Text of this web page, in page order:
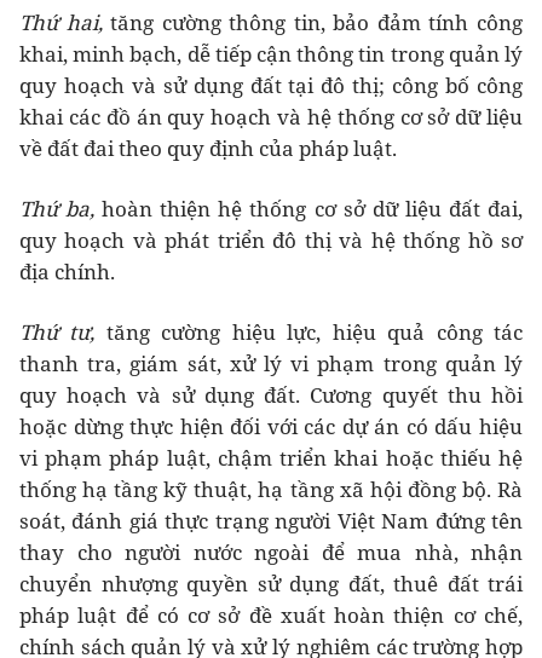
Thứ hai,tăng cường thông tin, bảo đảm tính công
khai, minh bạch, dễ tiếp cận thông tin trong quản lý
quy hoạch và sử dụng đất tại đô thị; công bố công
khai các đồ án quy hoạch và hệ thống cơ sở dữ liệu
về đất đai theo quy định của pháp luật.
Thứ ba,hoàn thiện hệ thống cơ sở dữ liệu đất đai,
quy hoạch và phát triển đô thị và hệ thống hồ sơ
địa chính.
Thứ tư, tăng cường hiệu lực, hiệu quả công tác
thanh tra, giám sát, xử lý vi phạm trong quản lý
quy hoạch và sử dụng đất. Cương quyết thu hồi
hoặc dừng thực hiện đối với các dự án có dấu hiệu
vi phạm pháp luật, chậm triển khai hoặc thiếu hệ
thống hạ tầng kỹ thuật, hạ tầng xã hội đồng bộ. Rà
soát, đánh giá thực trạng người Việt Nam đứng tên
thay cho người nước ngoài để mua nhà, nhận
chuyển nhượng quyền sử dụng đất, thuê đất trái
pháp luật để có cơ sở đề xuất hoàn thiện cơ chế,
chính sách quản lý và xử lý nghiêm các trường hợp